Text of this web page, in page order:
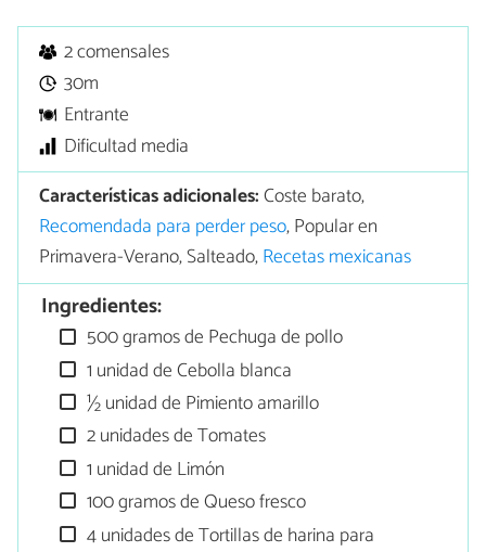
2 comensales
30m
Entrante
Dificultad media
Características adicionales:Coste barato,
Recomendada para perder peso, Popular en
Primavera-Verano, Salteado,Recetas mexicanas
Ingredientes:
500 gramos de Pechuga de pollo
1 unidad de Cebolla blanca
½ unidad de Pimiento amarillo
2 unidades de Tomates
1 unidad de Limón
100 gramos de Queso fresco
4 unidades de Tortillas de harina para